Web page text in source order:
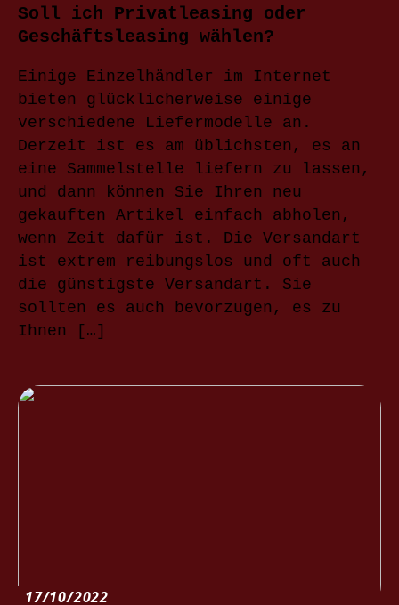
Soll ich Privatleasing oder
Geschäftsleasing wählen?
Einige Einzelhändler im Internet
bieten glücklicherweise einige
verschiedene Liefermodelle an.
Derzeit ist es am üblichsten, es an
eine Sammelstelle liefern zu lassen,
und dann können Sie Ihren neu
gekauften Artikel einfach abholen,
wenn Zeit dafür ist. Die Versandart
ist extrem reibungslos und oft auch
die günstigste Versandart. Sie
sollten es auch bevorzugen, es zu
Ihnen […]
17/10/2022